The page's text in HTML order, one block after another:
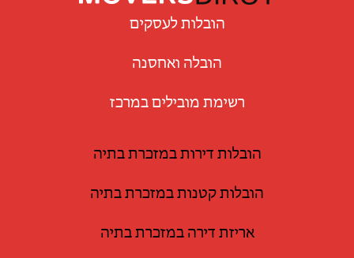
הובלות לעסקים
הובלה ואחסנה
רשימת מובילים במרכז
הובלות דירות במזכרת בתיה
הובלות קטנות במזכרת בתיה
אריזת דירה במזכרת בתיה